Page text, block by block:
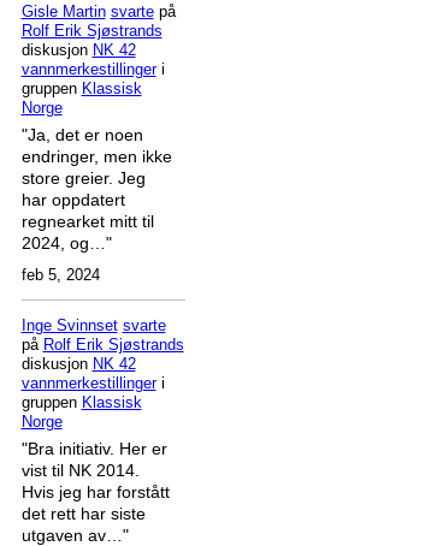
Gisle Martin svartepå
Rolf Erik Sjøstrands
diskusjon NK 42
vannmerkestillingeri
gruppen Klassisk
Norge
"Ja, det er noen
endringer, men ikke
store greier. Jeg
har oppdatert
regnearket mitt til
2024, og…"
feb 5, 2024
Inge Svinnset svarte
på Rolf Erik Sjøstrands
diskusjon NK 42
vannmerkestillingeri
gruppen Klassisk
Norge
"Bra initiativ. Her er
vist til NK 2014.
Hvis jeg har forstått
det rett har siste
utgaven av…"